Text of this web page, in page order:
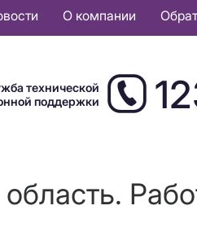
О компании
технической
поддержки